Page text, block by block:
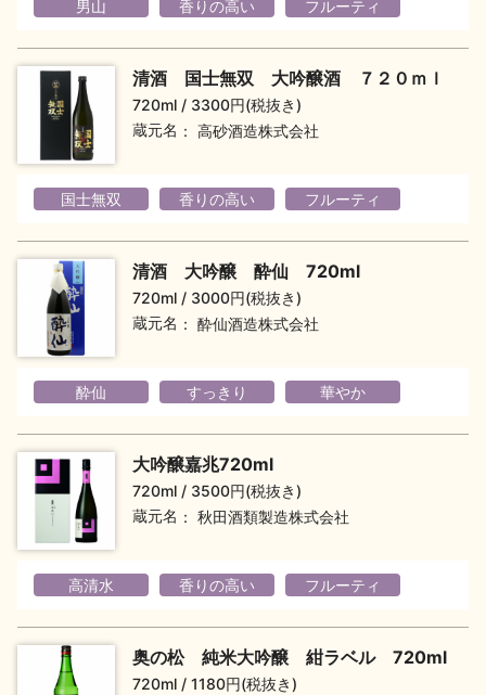
地酒用語集 地酒解体新書
お楽しみコンテンツ
歳時記
地酒川柳 地酒小説
男山 香りの高い フルーティ
清酒 国士無双 大吟醸酒 ７２０ｍｌ
720ml
3300円(税抜き)
蔵元名
高砂酒造株式会社
国士無双 香りの高い フルーティ
清酒 大吟醸 酔仙 720ml
720ml
3000円(税抜き)
蔵元名
酔仙酒造株式会社
酔仙 すっきり 華やか
大吟醸嘉兆720ml
720ml
3500円(税抜き)
蔵元名
秋田酒類製造株式会社
高清水 香りの高い フルーティ
奥の松 純米大吟醸 紺ラベル 720ml
720ml
1180円(税抜き)